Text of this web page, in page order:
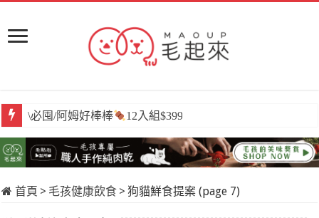
\必囤/阿姆好棒棒 12入組$399
首頁 > 毛孩健康飲食 > 狗貓鮮食提案 (page 7)